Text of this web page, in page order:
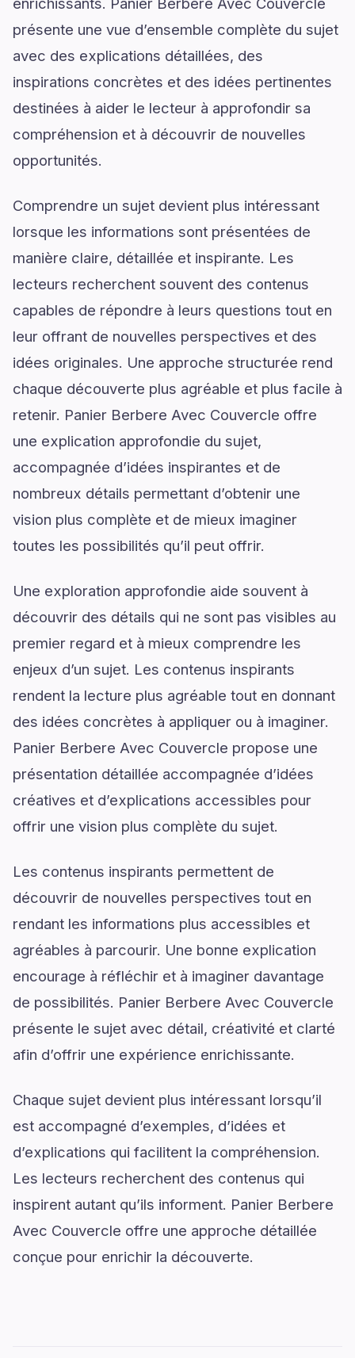
présente une vue d’ensemble complète du sujet
avec des explications détaillées, des
inspirations concrètes et des idées pertinentes
destinées à aider le lecteur à approfondir sa
compréhension et à découvrir de nouvelles
opportunités.
Comprendre un sujet devient plus intéressant
lorsque les informations sont présentées de
manière claire, détaillée et inspirante. Les
lecteurs recherchent souvent des contenus
capables de répondre à leurs questions tout en
leur offrant de nouvelles perspectives et des
idées originales. Une approche structurée rend
chaque découverte plus agréable et plus facile à
retenir. Panier Berbere Avec Couvercle offre
une explication approfondie du sujet,
accompagnée d’idées inspirantes et de
nombreux détails permettant d’obtenir une
vision plus complète et de mieux imaginer
toutes les possibilités qu’il peut offrir.
Une exploration approfondie aide souvent à
découvrir des détails qui ne sont pas visibles au
premier regard et à mieux comprendre les
enjeux d’un sujet. Les contenus inspirants
rendent la lecture plus agréable tout en donnant
des idées concrètes à appliquer ou à imaginer.
Panier Berbere Avec Couvercle propose une
présentation détaillée accompagnée d’idées
créatives et d’explications accessibles pour
offrir une vision plus complète du sujet.
Les contenus inspirants permettent de
découvrir de nouvelles perspectives tout en
rendant les informations plus accessibles et
agréables à parcourir. Une bonne explication
encourage à réfléchir et à imaginer davantage
de possibilités. Panier Berbere Avec Couvercle
présente le sujet avec détail, créativité et clarté
afin d’offrir une expérience enrichissante.
Chaque sujet devient plus intéressant lorsqu’il
est accompagné d’exemples, d’idées et
d’explications qui facilitent la compréhension.
Les lecteurs recherchent des contenus qui
inspirent autant qu’ils informent. Panier Berbere
Avec Couvercle offre une approche détaillée
conçue pour enrichir la découverte.